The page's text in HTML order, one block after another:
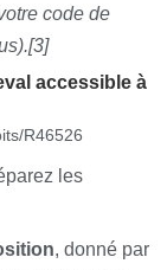
code de
accessible à
R46526
les
, donné par